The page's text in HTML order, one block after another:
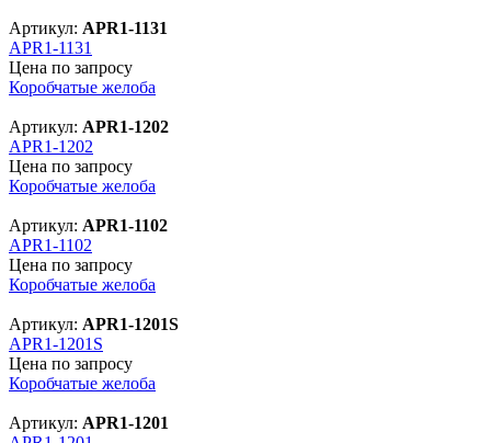
Артикул: APR1-1131
APR1-1131
Цена по запросу
Коробчатые желоба
Артикул: APR1-1202
APR1-1202
Цена по запросу
Коробчатые желоба
Артикул: APR1-1102
APR1-1102
Цена по запросу
Коробчатые желоба
Артикул: APR1-1201S
APR1-1201S
Цена по запросу
Коробчатые желоба
Артикул: APR1-1201